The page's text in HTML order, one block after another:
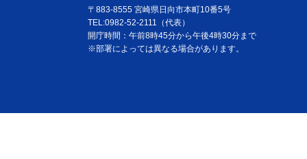
〒883-8555 宮崎県日向市本町10番5号
TEL:0982-52-2111（代表）
開庁時間：午前8時45分から午後4時30分まで
※部署によっては異なる場合があります。